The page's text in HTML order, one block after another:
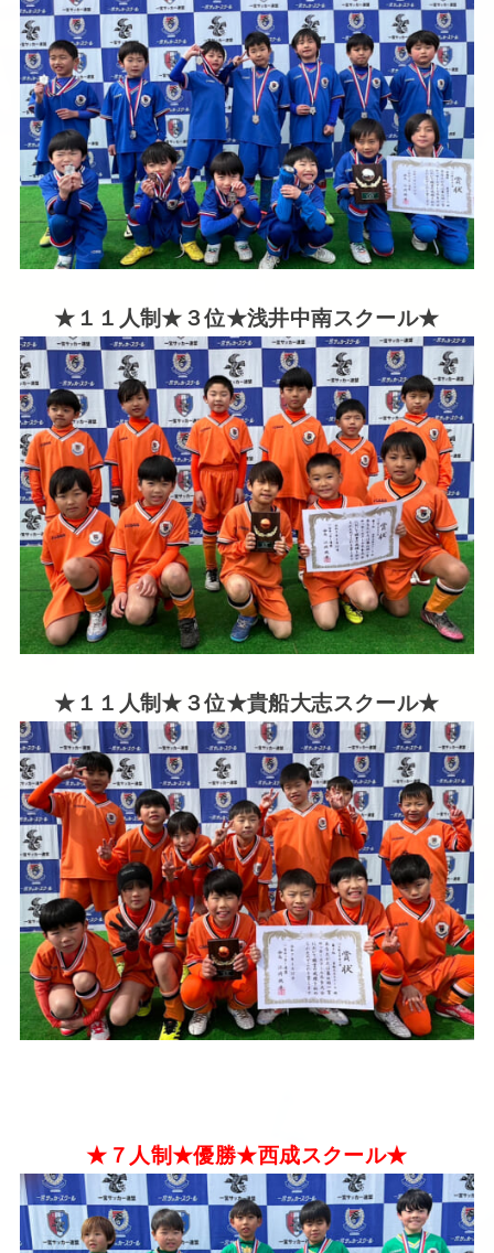
★１１人制★３位★浅井中南スクール★
★１１人制★３位★貴船大志スクール★
★７人制★優勝★西成スクール★